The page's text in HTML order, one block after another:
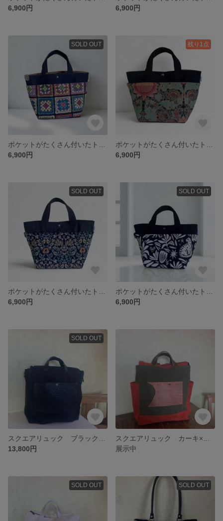
6,900円
6,900円
SOLD OUT
6,900円
残り1点
6,900円
SOLD OUT
6,900円
SOLD OUT
6,900円
SOLD OUT
13,800円
展示中
SOLD OUT SOLD OUT